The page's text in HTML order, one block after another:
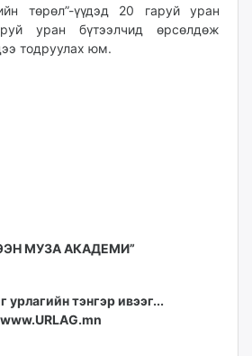
төрөл”-үүдэд 20 гаруй уран
уран бүтээлчид өрсөлдөж
тодруулах юм.
МУЗА АКАДЕМИ”
урлагийн тэнгэр ивээг...
www.URLAG.mn